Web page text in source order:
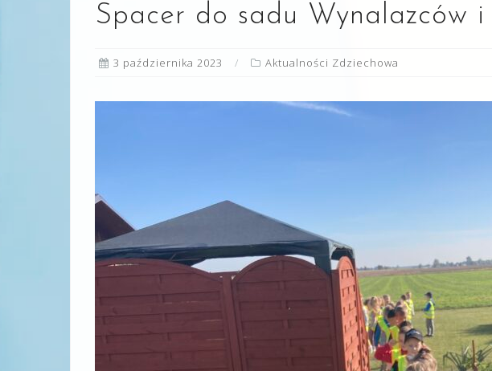
Spacer do sadu Wynalazców i
3 października 2023 Aktualności Zdziechowa